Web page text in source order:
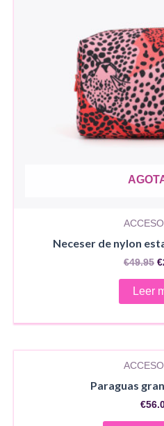
Neceser de nylon
€49.95 €
Leer
Paraguas
€